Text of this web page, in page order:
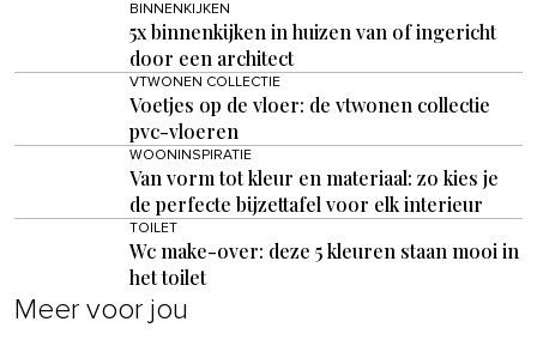
BINNENKIJKEN
5x binnenkijken in huizen van of ingericht
door een architect
VTWONEN COLLECTIE
Voetjes op de vloer: de vtwonen collectie
pvc-vloeren
WOONINSPIRATIE
Van vorm tot kleur en materiaal: zo kies je
de perfecte bijzettafel voor elk interieur
TOILET
Wc make-over: deze 5 kleuren staan mooi in
het toilet
Meer voor jou